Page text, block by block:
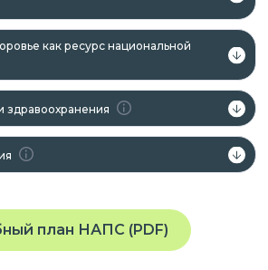
как ресурс национальной
план НАПС (PDF)